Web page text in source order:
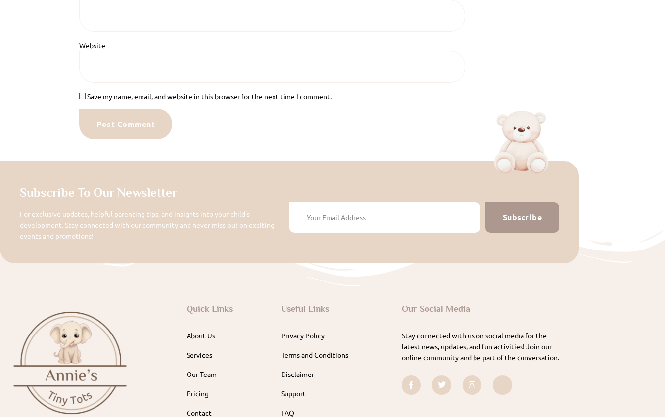
Website
Save my name, email, and website in this browser for the next time I comment.
Subscribe To Our Newsletter
For exclusive updates, helpful parenting tips, and insights into your child's
development. Stay connected with our community and never miss out on exciting
events and promotions!
Subscribe
Quick Links
About Us
Services
Our Team
Pricing
Contact
Useful Links
Privacy Policy
Terms and Conditions
Disclaimer
Support
FAQ
Our Social Media
Stay connected with us on social media for the
latest news, updates, and fun activities! Join our
online community and be part of the conversation.